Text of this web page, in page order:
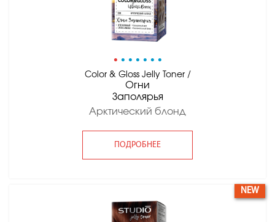
• • • • • • •
Color & Gloss Jelly Toner /
Огни
Заполярья
Арктический блонд
ПОДРОБНЕЕ
NEW